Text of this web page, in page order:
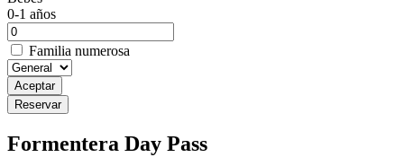
0-1 años
Familia numerosa
Aceptar
Reservar
Formentera Day Pass